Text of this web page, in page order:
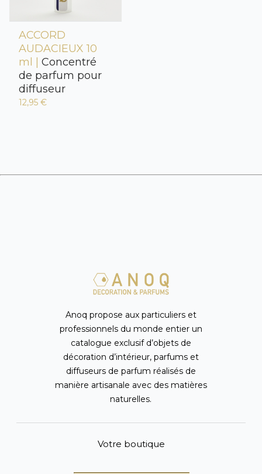
ACCORD
AUDACIEUX 10
ml | Concentré
de parfum pour
diffuseur
12,95 €
Anoq propose aux particuliers et
professionnels du monde entier un
catalogue exclusif d’objets de
décoration d’intérieur, parfums et
diffuseurs de parfum réalisés de
manière artisanale avec des matières
naturelles.
Votre boutique